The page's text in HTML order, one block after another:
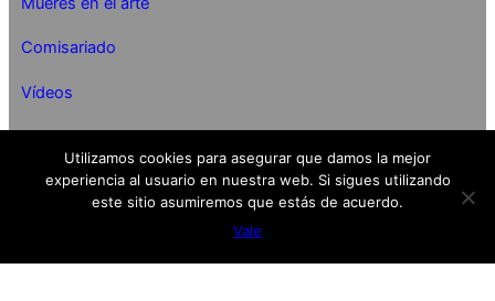
Comisariado
Vídeos
Proyectos
Utilizamos cookies para asegurar que damos la mejor
experiencia al usuario en nuestra web. Si sigues utilizando
este sitio asumiremos que estás de acuerdo.
Vale